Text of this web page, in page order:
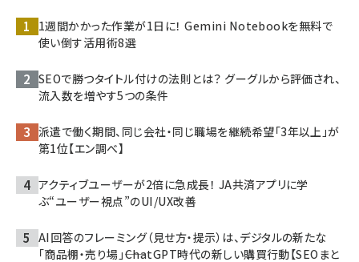
1週間かかった作業が1日に！ Gemini Notebookを無料で
使い倒す活用術8選
SEOで勝つタイトル付けの法則とは？ グーグルから評価され、
流入数を増やす5つの条件
派遣で働く期間、同じ会社・同じ職場を継続希望「3年以上」が
第1位【エン調べ】
アクティブユーザーが2倍に急成長！ JA共済アプリに学
ぶ“ユーザー視点”のUI/UX改善
AI回答のフレーミング（見せ方・提示）は、デジタルの新たな
「商品棚・売り場」――ChatGPT時代の新しい購買行動【SEOまと